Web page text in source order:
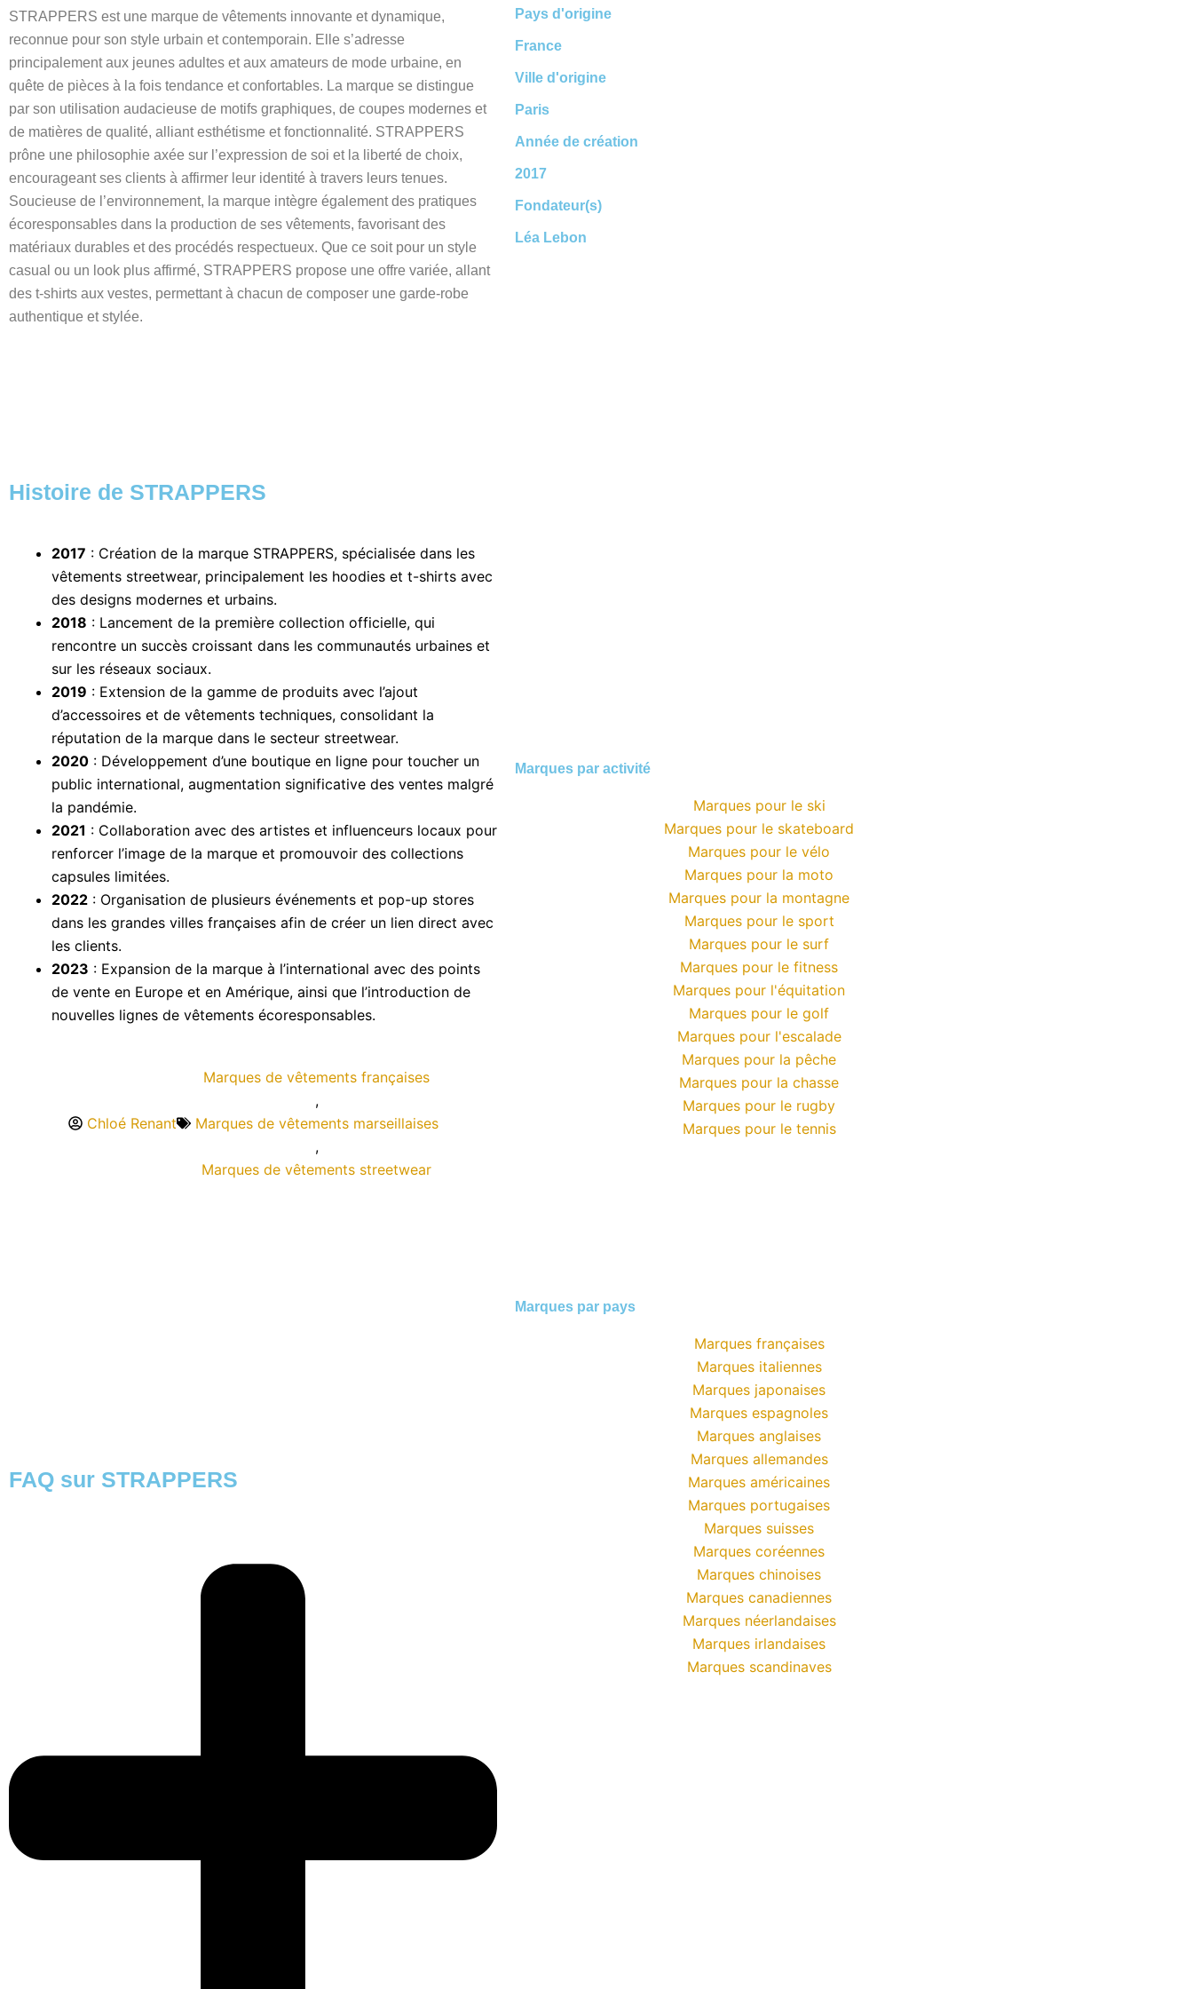
STRAPPERS est une marque de vêtements innovante et dynamique,
reconnue pour son style urbain et contemporain. Elle s’adresse
principalement aux jeunes adultes et aux amateurs de mode urbaine, en
quête de pièces à la fois tendance et confortables. La marque se distingue
par son utilisation audacieuse de motifs graphiques, de coupes modernes et
de matières de qualité, alliant esthétisme et fonctionnalité. STRAPPERS
prône une philosophie axée sur l’expression de soi et la liberté de choix,
encourageant ses clients à affirmer leur identité à travers leurs tenues.
Soucieuse de l’environnement, la marque intègre également des pratiques
écoresponsables dans la production de ses vêtements, favorisant des
matériaux durables et des procédés respectueux. Que ce soit pour un style
casual ou un look plus affirmé, STRAPPERS propose une offre variée, allant
des t-shirts aux vestes, permettant à chacun de composer une garde-robe
authentique et stylée.
Pays d'origine
France
Ville d'origine
Paris
Année de création
2017
Fondateur(s)
Léa Lebon
Histoire de STRAPPERS
2017 : Création de la marque STRAPPERS, spécialisée dans les
vêtements streetwear, principalement les hoodies et t-shirts avec
des designs modernes et urbains.
2018 : Lancement de la première collection officielle, qui
rencontre un succès croissant dans les communautés urbaines et
sur les réseaux sociaux.
2019 : Extension de la gamme de produits avec l’ajout
d’accessoires et de vêtements techniques, consolidant la
réputation de la marque dans le secteur streetwear.
2020 : Développement d’une boutique en ligne pour toucher un
public international, augmentation significative des ventes malgré
la pandémie.
2021 : Collaboration avec des artistes et influenceurs locaux pour
renforcer l’image de la marque et promouvoir des collections
capsules limitées.
2022 : Organisation de plusieurs événements et pop-up stores
dans les grandes villes françaises afin de créer un lien direct avec
les clients.
2023 : Expansion de la marque à l’international avec des points
de vente en Europe et en Amérique, ainsi que l’introduction de
nouvelles lignes de vêtements écoresponsables.
Chloé Renant
Marques de vêtements françaises
,
Marques de vêtements marseillaises
,
Marques de vêtements streetwear
FAQ sur STRAPPERS
Marques par activité
Marques pour le ski
Marques pour le skateboard
Marques pour le vélo
Marques pour la moto
Marques pour la montagne
Marques pour le sport
Marques pour le surf
Marques pour le fitness
Marques pour l'équitation
Marques pour le golf
Marques pour l'escalade
Marques pour la pêche
Marques pour la chasse
Marques pour le rugby
Marques pour le tennis
Marques par pays
Marques françaises
Marques italiennes
Marques japonaises
Marques espagnoles
Marques anglaises
Marques allemandes
Marques américaines
Marques portugaises
Marques suisses
Marques coréennes
Marques chinoises
Marques canadiennes
Marques néerlandaises
Marques irlandaises
Marques scandinaves